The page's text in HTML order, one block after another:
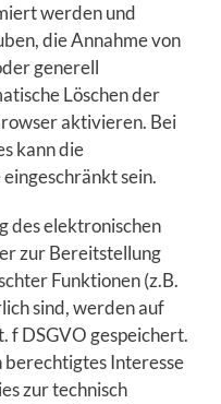
werden und
die Annahme von
generell
Löschen der
aktivieren. Bei
kann die
sein.
des elektronischen
zur Bereitstellung
Funktionen (z.B.
sind, werden auf
f DSGVO gespeichert.
Interesse
zur technisch